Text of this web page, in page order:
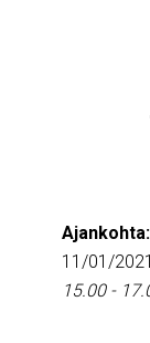
Ajankohta:
11/01/2021
15.00 -